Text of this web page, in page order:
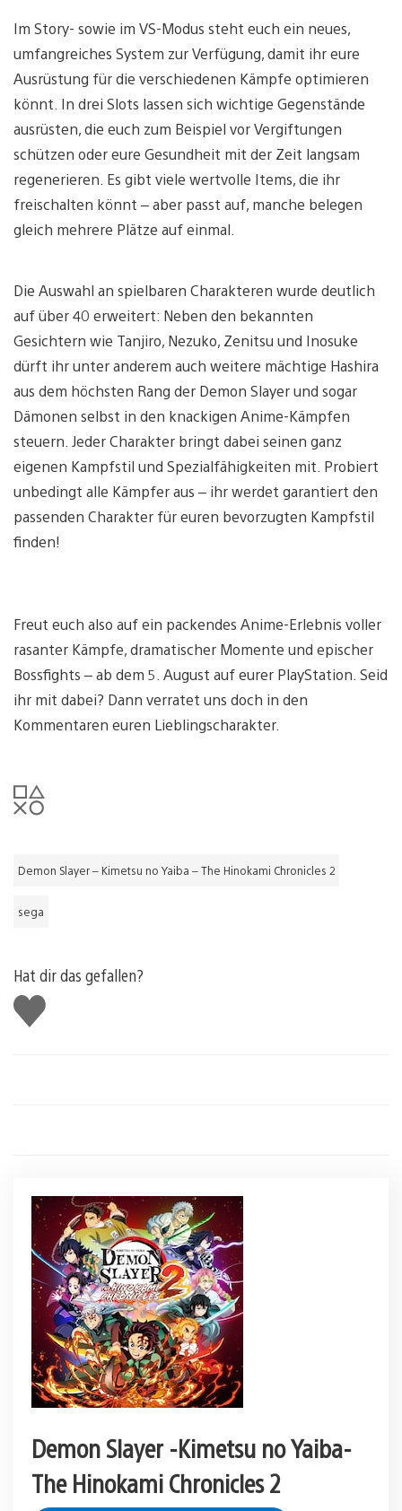
Im Story- sowie im VS-Modus steht euch ein neues,
umfangreiches System zur Verfügung, damit ihr eure
Ausrüstung für die verschiedenen Kämpfe optimieren
könnt. In drei Slots lassen sich wichtige Gegenstände
ausrüsten, die euch zum Beispiel vor Vergiftungen
schützen oder eure Gesundheit mit der Zeit langsam
regenerieren. Es gibt viele wertvolle Items, die ihr
freischalten könnt – aber passt auf, manche belegen
gleich mehrere Plätze auf einmal.
Die Auswahl an spielbaren Charakteren wurde deutlich
auf über 40 erweitert: Neben den bekannten
Gesichtern wie Tanjiro, Nezuko, Zenitsu und Inosuke
dürft ihr unter anderem auch weitere mächtige Hashira
aus dem höchsten Rang der Demon Slayer und sogar
Dämonen selbst in den knackigen Anime-Kämpfen
steuern. Jeder Charakter bringt dabei seinen ganz
eigenen Kampfstil und Spezialfähigkeiten mit. Probiert
unbedingt alle Kämpfer aus – ihr werdet garantiert den
passenden Charakter für euren bevorzugten Kampfstil
finden!
Freut euch also auf ein packendes Anime-Erlebnis voller
rasanter Kämpfe, dramatischer Momente und epischer
Bossfights – ab dem 5. August auf eurer PlayStation. Seid
ihr mit dabei? Dann verratet uns doch in den
Kommentaren euren Lieblingscharakter.
Demon Slayer – Kimetsu no Yaiba – The Hinokami Chronicles 2
sega
Hat dir das gefallen?
Gefällt
mir
Demon Slayer -Kimetsu no Yaiba-
The Hinokami Chronicles 2